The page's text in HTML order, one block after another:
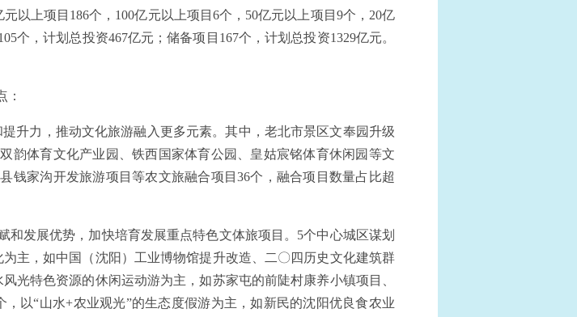
以上项目186个，100亿元以上项目6个，50亿元以上项目9个，20亿
个，计划总投资467亿元；储备项目167个，计划总投资1329亿元。
：
升力，推动文化旅游融入更多元素。其中，老北市景区文奉园升级
韵体育文化产业园、铁西国家体育公园、皇姑宸铭体育休闲园等文
钱家沟开发旅游项目等农文旅融合项目36个，融合项目数量占比超
发展优势，加快培育发展重点特色文体旅项目。5个中心城区谋划
主，如中国（沈阳）工业博物馆提升改造、二〇四历史文化建筑群
光特色资源的休闲运动游为主，如苏家屯的前陡村康养小镇项目、
以“山水+农业观光”的生态度假游为主，如新民的沈阳优良食农业